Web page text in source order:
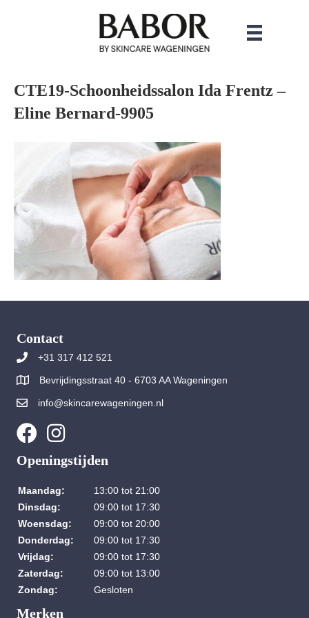
CTE19-Schoonheidssalon Ida Frentz –
Eline Bernard-9905
Contact
+31 317 412 521
Bevrijdingsstraat 40 - 6703 AA Wageningen
info@skincarewageningen.nl
Openingstijden
Maandag:
13:00 tot 21:00
Dinsdag:
09:00 tot 17:30
Woensdag:
09:00 tot 20:00
Donderdag:
09:00 tot 17:30
Vrijdag:
09:00 tot 17:30
Zaterdag:
09:00 tot 13:00
Zondag:
Gesloten
Merken